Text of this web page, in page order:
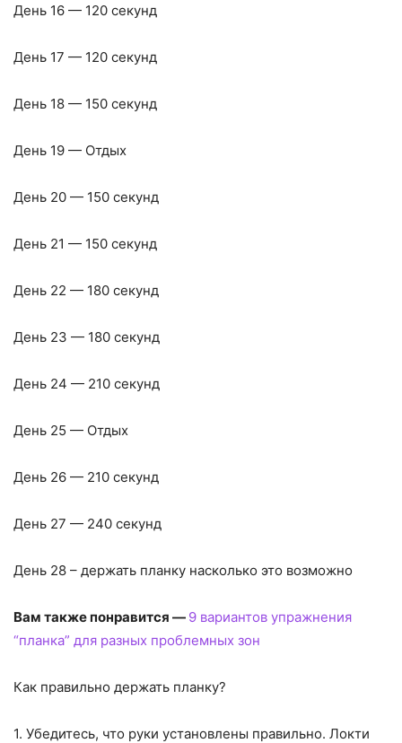
День 16 — 120 секунд
День 17 — 120 секунд
День 18 — 150 секунд
День 19 — Отдых
День 20 — 150 секунд
День 21 — 150 секунд
День 22 — 180 секунд
День 23 — 180 секунд
День 24 — 210 секунд
День 25 — Отдых
День 26 — 210 секунд
День 27 — 240 секунд
День 28 – держать планку насколько это возможно
Вам также понравится — 9 вариантов упражнения
“планка” для разных проблемных зон
Как правильно держать планку?
1. Убедитесь, что руки установлены правильно. Локти